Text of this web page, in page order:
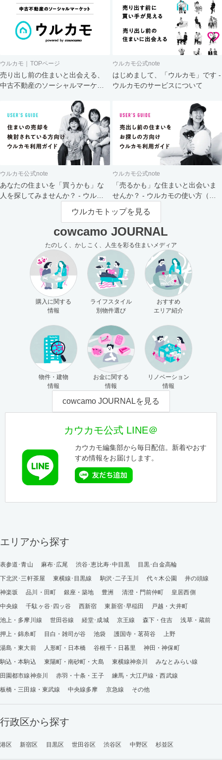
ウルカモ｜TOPページ
売り出し前の住まいと出会える、
中古不動産のソーシャルマーケッ
ウルカモ公式note
はじめまして、「ウルカモ」です -
ウルカモのサービスについて
ウルカモ公式note
あなたの住まいを「買うかも」な
人を探してみませんか？ - ウルカ
ウルカモ公式note
「売るかも」な住まいと出会いま
せんか？ - ウルカモの使い方（買
主さま向け）
ウルカモトップを見る
cowcamo JOURNAL
たのしく、かしこく、人生を彩る住まいメディア
購入に関する
情報
ライフスタイル
別物件選び
おすすめ
エリア紹介
物件・建物
情報
お金に関する
情報
リノベーション
情報
cowcamo JOURNALを見る
カウカモ公式 LINE＠
カウカモ編集部から毎日配信。新着やおす
すめ情報をお届けします。
エリアから探す
表参道･青山 麻布･広尾 渋谷･恵比寿･中目黒
目黒･白金高輪
下北沢･三軒茶屋
東横線･目黒線 駒沢･二子玉川 代々木公園
井の頭線
神楽坂
品川・田町 銀座・築地 豊洲 清澄・門前仲町
皇居西側
中央線
千駄ヶ谷･四ッ谷 西新宿 東新宿･早稲田
戸越・大井町
池上・多摩川線
世田谷線 経堂･成城 京王線 森下・住吉
浅草・蔵前
押上・錦糸町
目白・雑司が谷 池袋 護国寺・茗荷谷
上野
湯島・東大前
人形町・日本橋 谷根千・日暮里
神田・神保町
駒込・本駒込
東陽町・南砂町・大島 東横線神奈川
みなとみらい線
田園都市線神奈川
赤羽・十条・王子
練馬・大江戸線・西武線
板橋・三田線・東武線
中央線多摩 京急線 その他
行政区から探す
港区 新宿区 目黒区 世田谷区 渋谷区 中野区 杉並区